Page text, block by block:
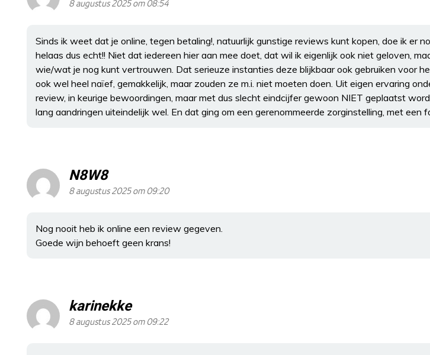
8 augustus 2025 om 08:54
Sinds ik weet dat je online, tegen betaling!, natuurlijk gunstige reviews kunt kopen, doe ik er
helaas dus echt!! Niet dat iedereen hier aan mee doet, dat wil ik eigenlijk ook niet geloven,
wie/wat je nog kunt vertrouwen. Dat serieuze instanties deze blijkbaar ook gebruiken voor
ook wel heel naïef, gemakkelijk, maar zouden ze m.i. niet moeten doen. Uit eigen ervaring
review, in keurige bewoordingen, maar met dus slecht eindcijfer gewoon NIET geplaatst
lang aandringen uiteindelijk wel. En dat ging om een gerenommeerde zorginstelling, met een
N8W8
8 augustus 2025 om 09:20
Nog nooit heb ik online een review gegeven.
Goede wijn behoeft geen krans!
karinekke
8 augustus 2025 om 09:22